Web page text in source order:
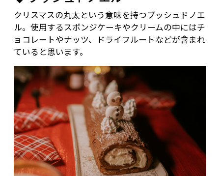
クリスマスの丸太という意味を持つブッシュドノエ
ル。使用するスポンジケーキやクリームの中にはチ
ョコレートやナッツ、ドライフルートなどが含まれ
ていると思います。